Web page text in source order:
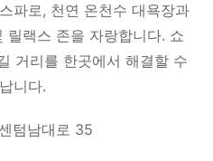
파로, 천연 온천수 대욕장과
릴랙스 존을 자랑합니다. 쇼
거리를 한곳에서 해결할 수
니다.
텀남대로 35